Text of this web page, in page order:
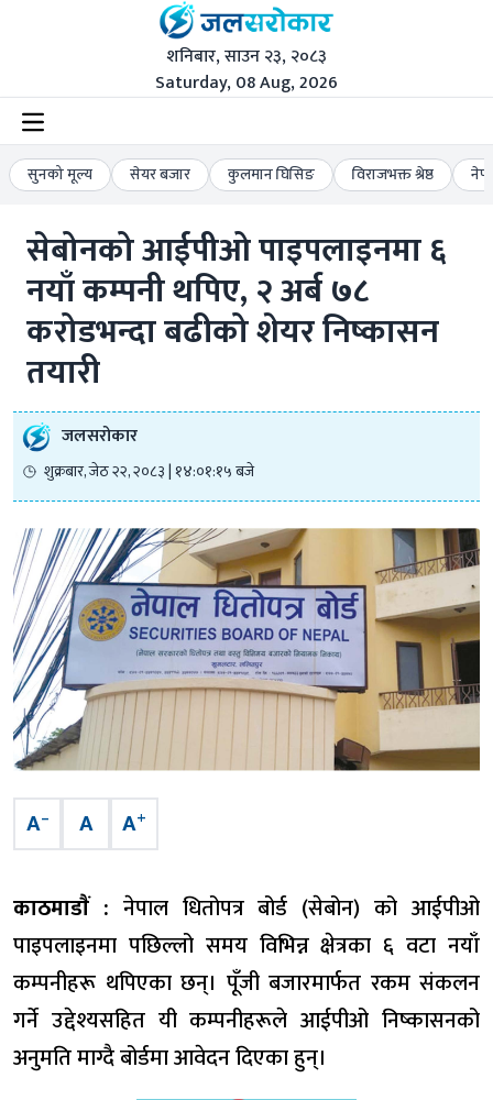
शनिबार, साउन २३, २०८३
Saturday, 08 Aug, 2026
सुनको मूल्य सेयर बजार कुलमान घिसिङ विराजभक्त श्रेष्ठ
सेबोनको आईपीओ पाइपलाइनमा ६
नयाँ कम्पनी थपिए, २ अर्ब ७८
करोडभन्दा बढीको शेयर निष्कासन
तयारी
जलसरोकार
शुक्रबार, जेठ २२, २०८३ | १४:०१:१५ बजे
A– A A+
काठमाडाैं : नेपाल धितोपत्र बोर्ड (सेबोन) को आईपीओ
पाइपलाइनमा पछिल्लो समय विभिन्न क्षेत्रका ६ वटा नयाँ
कम्पनीहरू थपिएका छन्। पूँजी बजारमार्फत रकम संकलन
गर्ने उद्देश्यसहित यी कम्पनीहरूले आईपीओ निष्कासनको
अनुमति माग्दै बोर्डमा आवेदन दिएका हुन्।